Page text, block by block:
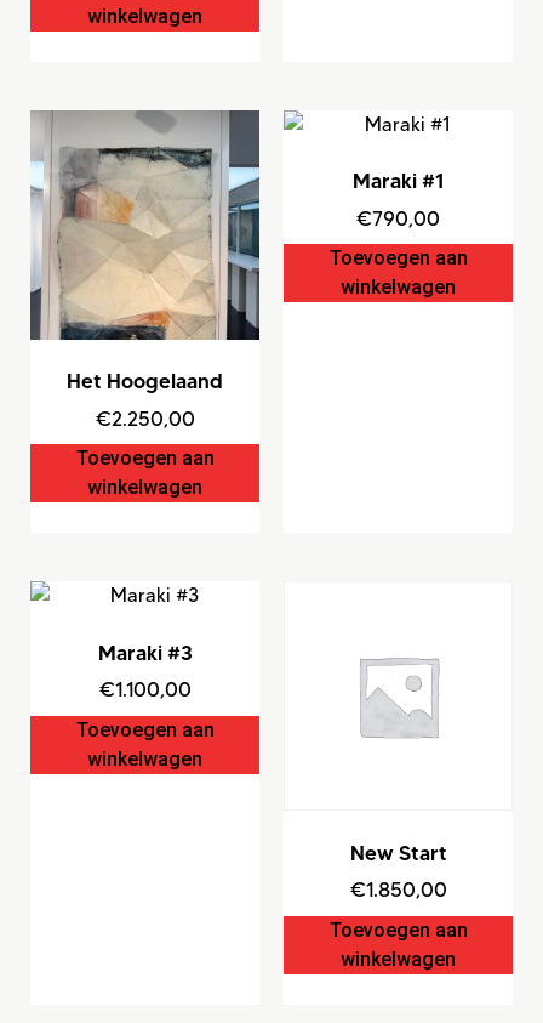
winkelwagen
Het Hoogelaand
€2.250,00
Toevoegen aan
winkelwagen
Maraki #1
€790,00
Toevoegen aan
winkelwagen
Maraki #3
€1.100,00
Toevoegen aan
winkelwagen
New Start
€1.850,00
Toevoegen aan
winkelwagen